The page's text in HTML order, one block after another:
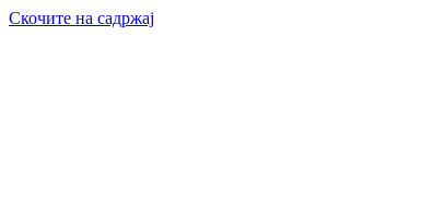
Скочите на садржај